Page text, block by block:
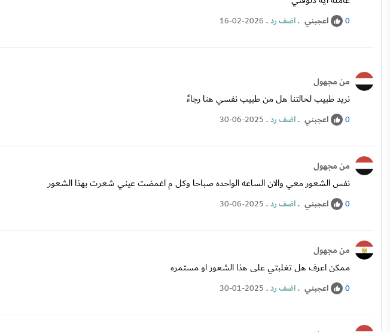
0 اعجبني .اضف رد.
16-02-2026
من مجهول
نريد طبيب لحالتنا هل من طبيب نفسي هنا رجاءً
0 اعجبني .اضف رد.
30-06-2025
من مجهول
نفس الشعور معي والان الساعه الواحده صباحا وكل م اغمضت عيني شعرت بهذا الشعور
0 اعجبني .اضف رد.
30-06-2025
من مجهول
ممكن اعرف هل تغلبتي على هذا الشعور او مستمره
0 اعجبني .اضف رد.
30-01-2025